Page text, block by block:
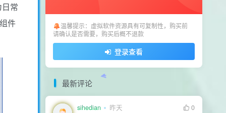
常
件
怎么一直提示更新
用户77615442 7天前
看看隐藏内容
温馨提示：虚拟软件资源具有可复制性，购买前
请确认是否需要，购买后概不退款
登录查看
最新评论
sihedian 昨天
0